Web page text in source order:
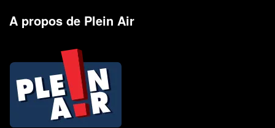
A propos de Plein Air